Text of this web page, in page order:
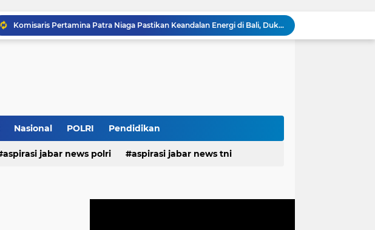
Komisaris Pertamina Patra Niaga Pastikan Keandalan Energi di Bali, Dukung Mobilitas Masyarakat & Wisatawan
Maxim Membantu Seorang Ayah Tunggal Tetap Mengasuh Buah Hatinya
TMMD Ke-129 Tak Hanya Membangun, Tapi Juga Menanam Harapan Melalui Ketahanan Pangan
DPRD Sumedang Tegaskan Komitmen Kawal Program Nasional, Pastikan Pembangunan Desa Berpihak kepada Masyarakat
Nasional POLRI Pendidikan
aspirasi jabar news polri aspirasi jabar news tni